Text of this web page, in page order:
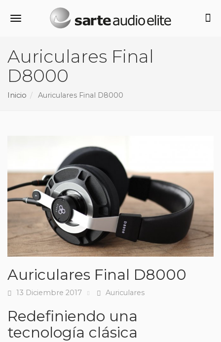
Alternar navegación
Auriculares Final
D8000
Inicio Auriculares Final D8000
Auriculares Final D8000
Fecha
13 Diciembre 2017 Tags
Auriculares
Redefiniendo una
tecnología clásica